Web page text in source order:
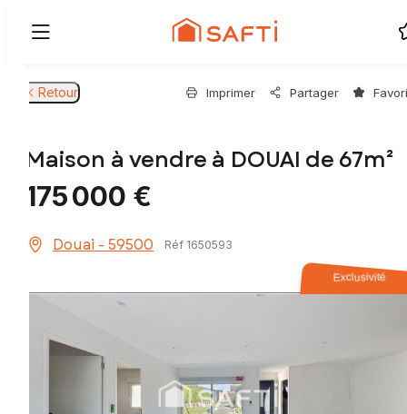
Retour Imprimer Partager
Maison à vendre à DOUAI de 67m²
175 000 €
Douai - 59500 Réf 1650593
Exclusivité